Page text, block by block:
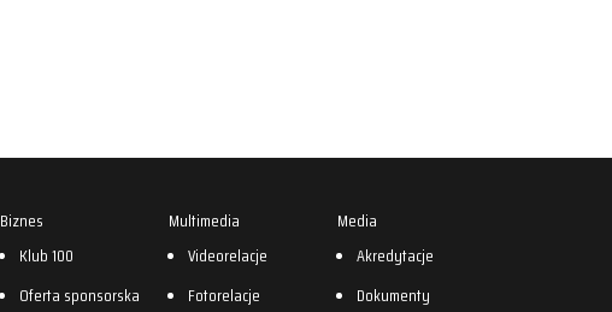
Biznes
Klub 100
Oferta sponsorska
Multimedia
Videorelacje
Fotorelacje
Media
Akredytacje
Dokumenty